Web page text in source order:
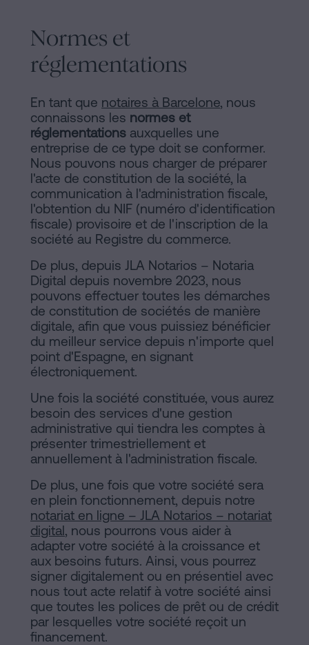
Normes et
réglementations
En tant que notaires à Barcelone, nous
connaissons les normes et
réglementations auxquelles une
entreprise de ce type doit se conformer.
Nous pouvons nous charger de préparer
l'acte de constitution de la société, la
communication à l'administration fiscale,
l'obtention du NIF (numéro d'identification
fiscale) provisoire et de l'inscription de la
société au Registre du commerce.
De plus, depuis JLA Notarios – Notaria
Digital depuis novembre 2023, nous
pouvons effectuer toutes les démarches
de constitution de sociétés de manière
digitale, afin que vous puissiez bénéficier
du meilleur service depuis n'importe quel
point d'Espagne, en signant
électroniquement.
Une fois la société constituée, vous aurez
besoin des services d'une gestion
administrative qui tiendra les comptes à
présenter trimestriellement et
annuellement à l'administration fiscale.
De plus, une fois que votre société sera
en plein fonctionnement, depuis notre
notariat en ligne – JLA Notarios – notariat
digital, nous pourrons vous aider à
adapter votre société à la croissance et
aux besoins futurs. Ainsi, vous pourrez
signer digitalement ou en présentiel avec
nous tout acte relatif à votre société ainsi
que toutes les polices de prêt ou de crédit
par lesquelles votre société reçoit un
financement.